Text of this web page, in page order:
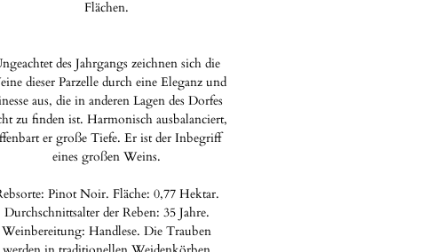
Flächen.
des Jahrgangs zeichnen sich die
dieser Parzelle durch eine Eleganz und
aus, die in anderen Lagen des Dorfes
zu finden ist. Harmonisch ausbalanciert,
er große Tiefe. Er ist der Inbegriff
eines großen Weins.
Pinot Noir. Fläche: 0,77 Hektar.
Durchschnittsalter der Reben: 35 Jahre.
Weinbereitung: Handlese. Die Trauben